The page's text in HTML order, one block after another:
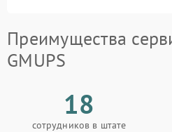
Преимущества
GMUPS
18
сотрудников в штате